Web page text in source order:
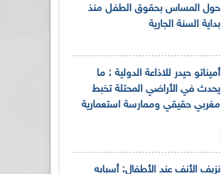
حول المساس بحقوق الطفل منذ
بداية السنة الجارية
أميناتو حيدر للاذاعة الدولية : ما
يحدث في الأراضي المحتلة تخبط
مغربي حقيقي وممارسة استعمارية
نزيف الأنف عند الأطفال: أسبابه